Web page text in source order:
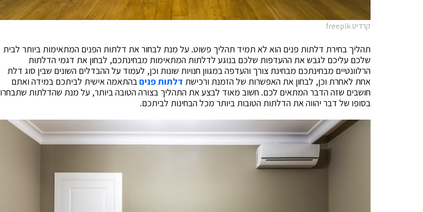
קרדיט freepik
תהליך בחירת דלתות פנים הוא לא תמיד תהליך פשוט. על מנת לבחור את דלתות הפנים המתאימות ביותר לבית
שלכם עליכם לגבש את ההעדפות שלכם בנוגע לדלתות המתאימות מבחינתכם, לבחון את דגמי הדלתות
הרלוונטיים מבחינתכם מבחינת צורך והעדפה במגוון חנויות שונות וכן, לעמוד על ההבדלים השונים שבין סוג דלת
אחת לאחרת וכן, לבחון את האפשרות של הזמנת ורכישת דלתות פניםבהתאמה אישית לביתכם במידה ואתם
חושבים שזה הדבר המתאים לכם. חשוב מאוד לבצע את התהליך בצורה הטובה ביותר, על מנת שהדלתות שתבחרו
בסופו של דבר יהווה את הדלתות הטובות ביותר מכל הבחינות לביתכם.